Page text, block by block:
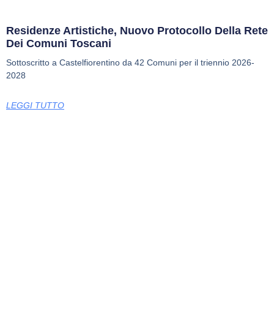
Residenze Artistiche, Nuovo Protocollo Della Rete
Dei Comuni Toscani
Sottoscritto a Castelfiorentino da 42 Comuni per il triennio 2026-
2028
LEGGI TUTTO